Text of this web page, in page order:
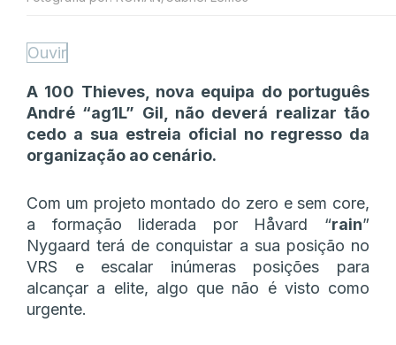
Ouvir
A 100 Thieves, nova equipa do português
André “ag1L” Gil, não deverá realizar tão
cedo a sua estreia oficial no regresso da
organização ao cenário.
Com um projeto montado do zero e sem core,
a formação liderada por Håvard “⁠rain⁠”
Nygaard terá de conquistar a sua posição no
VRS e escalar inúmeras posições para
alcançar a elite, algo que não é visto como
urgente.